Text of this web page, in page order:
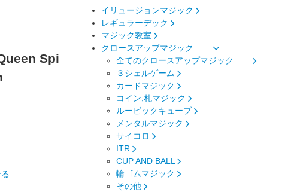
Spi
イリュージョンマジック
レギュラーデック
マジック教室
クロースアップマジック
全てのクロースアップマジック
３シェルゲーム
カードマジック
コイン,札マジック
ルービックキューブ
メンタルマジック
サイコロ
ITR
CUP AND BALL
輪ゴムマジック
その他